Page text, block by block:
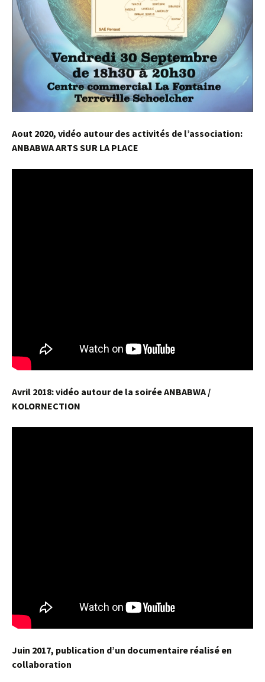
Aout 2020, vidéo autour des activités de l’association:
ANBABWA ARTS SUR LA PLACE
Avril 2018: vidéo autour de la soirée ANBABWA /
KOLORNECTION
Juin 2017, publication d’un documentaire réalisé en
collaboration